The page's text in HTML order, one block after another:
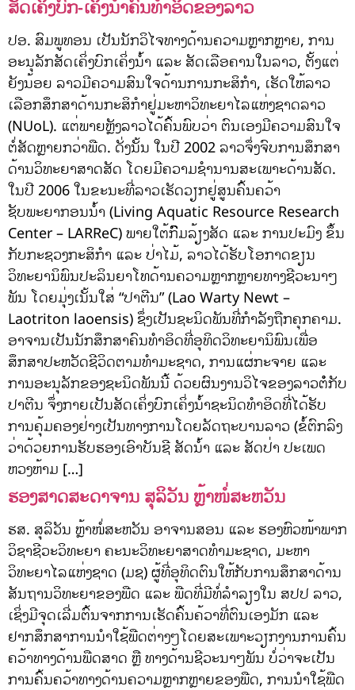
ສັດເຄິ່ງບົກ-ເຄິ່ງນໍ້າຄົນທຳອິດຂອງລາວ
ປອ. ສົມພູທອນ ເປັນນັກວິໄຈທາງດ້ານຄວາມຫຼາກຫຼາຍ, ການ
ອະນຸລັກສັດເຄິ່ງບົກເຄິ່ງນໍ້າ ແລະ ສັດເລືອຄານໃນລາວ, ຕັ້ງແຕ່
ຍັງນ້ອຍ ລາວມີຄວາມສົນໃຈດ້ານການກະສິກຳ, ເຮັດໃຫ້ລາວ
ເລືອກສຶກສາດ້ານກະສິກຳຢູ່ມະຫາວິທະຍາໄລແຫ່ງຊາດລາວ
(NUoL). ແຕ່ພາຍຫຼັງລາວໄດ້ຄົ້ນພົບວ່າ ຕົນເອງມີຄວາມສົນໃຈ
ຕໍ່ສັດຫຼາຍກວ່າພືດ. ດັ່ງນັ້ນ ໃນປີ 2002 ລາວຈຶ່ງຈົບການສຶກສາ
ດ້ານວິທະຍາສາດສັດ ໂດຍມີຄວາມຊຳນານສະເພາະດ້ານສັດ.
ໃນປີ 2006 ໃນຂະນະທີ່ລາວເຮັດວຽກຢູ່ສູນຄົ້ນຄວ້າ
ຊັບພະຍາກອນນ້ຳ (Living Aquatic Resource Research
Center – LARReC) ພາຍໃຕ້ກົົົົົມລ້ຽງສັດ ແລະ ການປະມົງ ຂຶ້ນ
ກັບກະຊວງກະສິກຳ ແລະ ປ່າໄມ້, ລາວໄດ້ຮັບໂອກາດຂຽນ
ວິທະຍານິພົນປະລິນຍາໂທດ້ານຄວາມຫຼາກຫຼາຍທາງຊີວະນາໆ
ພັນ ໂດຍມຸ່ງເນັ້ນໃສ່ “ປາຕີນ” (Lao Warty Newt –
Laotriton laoensis) ຊຶ່ງເປັນຊະນິດພັນທີ່ກຳລັງຖືກຄຸກຄາມ.
ອາຈານເປັນນັກສຶກສາຄົນທຳອິດທີ່ອຸທິດວິທະຍານິພົນເພື່ອ
ສຶກສາປະຫວັດຊີວິດຕາມທຳມະຊາດ, ການແຜ່ກະຈາຍ ແລະ
ການອະນຸລັກຂອງຊະນິດພັນນີ້ ດ້ວຍຜົນງານວິໄຈຂອງລາວຕໍໍກັບ
ປາຕີນ ຈຶ່ງກາຍເປັນສັດເຄິ່ງບົກເຄິ່ງນໍ້າຊະນິດທຳອິດທີ່ໄດ້ຮັບ
ການຄຸ້ມຄອງຢ່າງເປັນທາງການໂດຍລັດຖະບານລາວ (ຂໍ້ຕົກລົງ
ວ່າດ້ວຍການຮັບຮອງເອົາບັນຊີ ສັດນໍ້າ ແລະ ສັດປ່າ ປະເພດ
ຫວງຫ້າມ […]
ຮອງສາດສະດາຈານ ສຸລິວັນ ຫຼ້າໜໍ່ສະຫວັນ
ຮສ. ສຸລິວັນ ຫຼ້າໜໍ່ສະຫວັນ ອາຈານສອນ ແລະ ຮອງຫົວໜ້າພາກ
ວິຊາຊີວະວິທະຍາ ຄະນະວິທະຍາສາດທຳມະຊາດ, ມະຫາ
ວິທະຍາໄລແຫ່ງຊາດ (ມຊ) ຜູ້ທີ່ອຸທິດຕົນໃຫ້ກັບການສຶກສາດ້ານ
ສັນຖານວິທະຍາຂອງພືດ ແລະ ພືດທີ່ມີທໍ່ລໍາລຽງໃນ ສປປ ລາວ,
ເຊິ່ງມີຈຸດເລີ່ມຕົ້ນຈາກການເຮັດຄົ້ນຄ້ວາທີ່ຕົນເອງມັກ ແລະ
ຢາກສຶກສາການນໍາໃຊ້ພືດຕ່າງໆໂດຍສະເພາະວຽກງານການຄົ້ນ
ຄວ້າທາງດ້ານພືດສາດ ຫຼື ທາງດ້ານຊີວະນາໆພັນ ບໍ່ວ່າຈະເປັນ
ການຄົ້ນຄວ້າທາງດ້ານຄວາມຫຼາກຫຼາຍຂອງພືດ, ການນໍາໃຊ້ພືດ